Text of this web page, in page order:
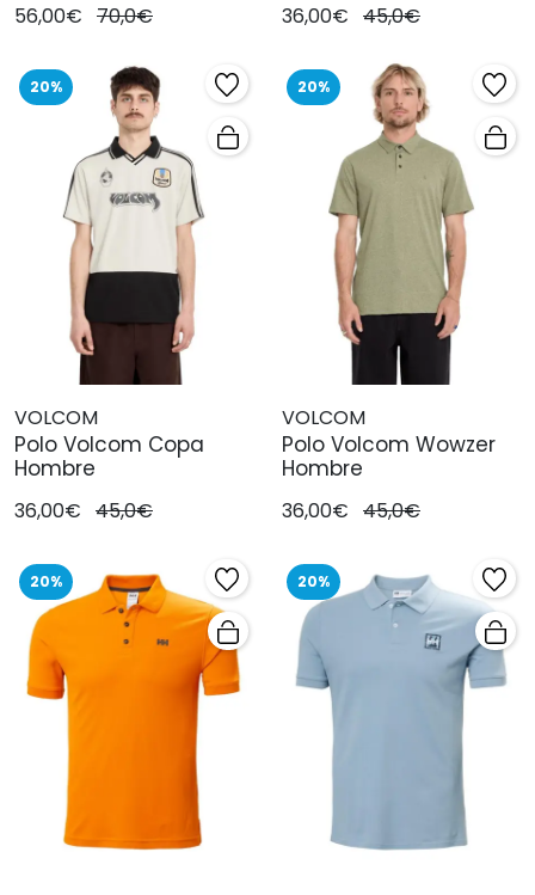
56,00€ 70,0€ 36,00€ 45,0€
20%
VOLCOM
Polo Volcom Copa
Hombre
36,00€ 45,0€
20%
VOLCOM
Polo Volcom Wowzer
Hombre
36,00€ 45,0€
20% 20%